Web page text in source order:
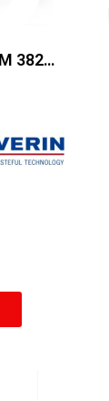
3827 /